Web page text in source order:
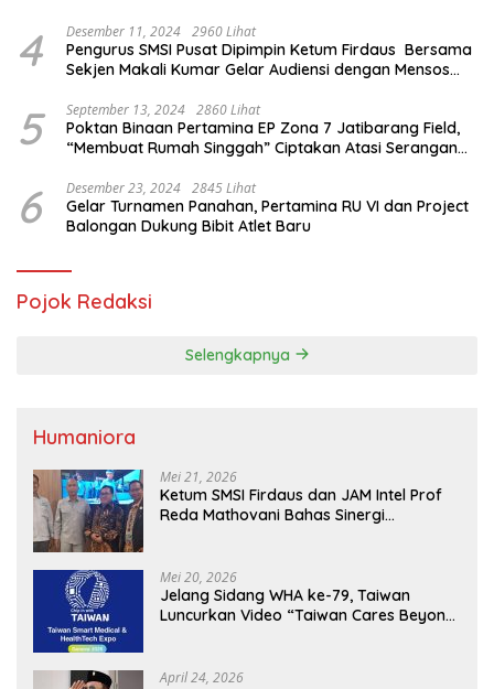
4 Desember 11, 2024 2960 Lihat
Pengurus SMSI Pusat Dipimpin Ketum Firdaus Bersama
Sekjen Makali Kumar Gelar Audiensi dengan Mensos
5 September 13, 2024 2860 Lihat
Poktan Binaan Pertamina EP Zona 7 Jatibarang Field,
“Membuat Rumah Singgah” Ciptakan Atasi Serangan
6 Desember 23, 2024 2845 Lihat
Gelar Turnamen Panahan, Pertamina RU VI dan Project
Balongan Dukung Bibit Atlet Baru
Pojok Redaksi
Selengkapnya
Humaniora
Mei 21, 2026
Ketum SMSI Firdaus dan JAM Intel Prof
Reda Mathovani Bahas Sinergi
MBG, Perkuat Pengawasan Program
Pemerintah
Mei 20, 2026
Jelang Sidang WHA ke-79, Taiwan
Luncurkan Video “Taiwan Cares Beyond
April 24, 2026